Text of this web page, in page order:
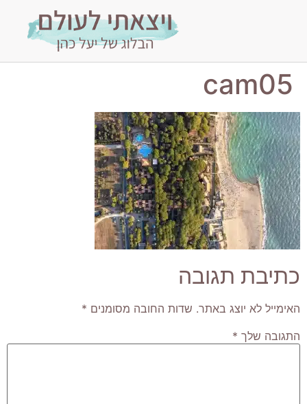
cam05
כתיבת תגובה
האימייל לא יוצג באתר. שדות החובה מסומנים *
התגובה שלך *